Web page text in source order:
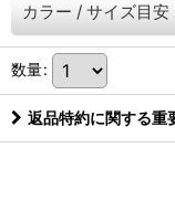
カラー / サイズ目安
数量:
返品特約に関する重